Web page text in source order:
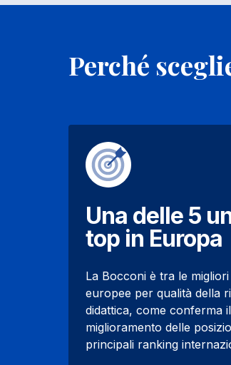
Perché
Una delle 5
top in Europa
La Bocconi è tra le
europee per qualità della
didattica, come conferma
miglioramento delle
principali ranking